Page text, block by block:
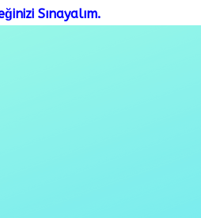
Sınayalım.